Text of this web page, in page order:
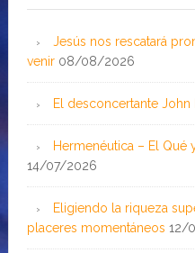
Jesús nos rescatará
venir 08/08/2026
El desconcertante John
Hermenéutica – El Qué
14/07/2026
Eligiendo la riqueza
placeres momentáneos 12/